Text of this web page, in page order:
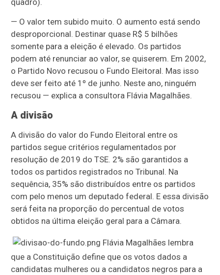
quadro).
— O valor tem subido muito. O aumento está sendo
desproporcional. Destinar quase R$ 5 bilhões
somente para a eleição é elevado. Os partidos
podem até renunciar ao valor, se quiserem. Em 2002,
o Partido Novo recusou o Fundo Eleitoral. Mas isso
deve ser feito até 1º de junho. Neste ano, ninguém
recusou — explica a consultora Flávia Magalhães.
A divisão
A divisão do valor do Fundo Eleitoral entre os
partidos segue critérios regulamentados por
resolução de 2019 do TSE. 2% são garantidos a
todos os partidos registrados no Tribunal. Na
sequência, 35% são distribuídos entre os partidos
com pelo menos um deputado federal. E essa divisão
será feita na proporção do percentual de votos
obtidos na última eleição geral para a Câmara.
Flávia Magalhães lembra
que a Constituição define que os votos dados a
candidatas mulheres ou a candidatos negros para a